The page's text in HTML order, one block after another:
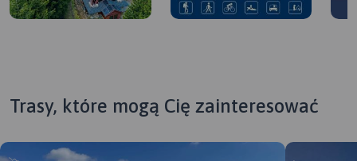
Trasy, które mogą Cię zainteresować